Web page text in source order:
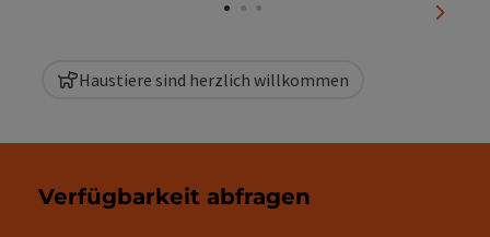
Haustiere sind herzlich willkommen
Verfügbarkeit abfragen